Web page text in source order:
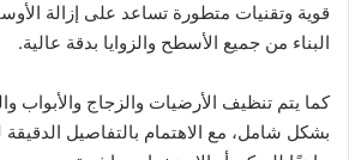
قوية وتقنيات متطورة تساعد على إزالة
البناء من جميع الأسطح والزوايا بدقة عالية.
كما يتم تنظيف الأرضيات والزجاج والأبواب
بشكل شامل، مع الاهتمام بالتفاصيل